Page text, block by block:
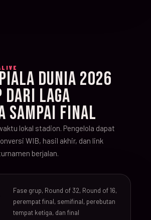
DUNIA 2026
DARI LAGA
SAMPAI FINAL
lokal stadion. Pengelola dapat
WIB, hasil akhir, dan link
berjalan.
Fase grup, Round of 32, Round of 16,
perempat final, semifinal, perebutan
tempat ketiga, dan final